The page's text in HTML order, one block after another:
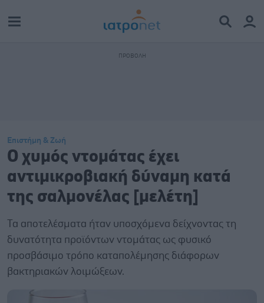
Επιστήμη & Ζωή
Ο χυμός ντομάτας έχει
αντιμικροβιακή δύναμη κατά
της σαλμονέλας [μελέτη]
Τα αποτελέσματα ήταν υποσχόμενα δείχνοντας τη
δυνατότητα προϊόντων ντομάτας ως φυσικό
προσβάσιμο τρόπο καταπολέμησης διάφορων
βακτηριακών λοιμώξεων.